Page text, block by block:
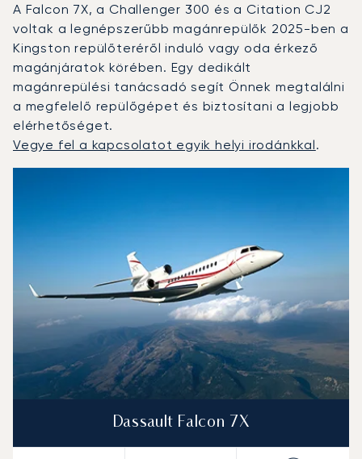
A Falcon 7X, a Challenger 300 és a Citation CJ2
voltak a legnépszerűbb magánrepülők 2025-ben a
Kingston repülőteréről induló vagy oda érkező
magánjáratok körében. Egy dedikált
magánrepülési tanácsadó segít Önnek megtalálni
a megfelelő repülőgépet és biztosítani a legjobb
elérhetőséget.
Vegye fel a kapcsolatot egyik helyi irodánkkal.
Dassault Falcon 7X